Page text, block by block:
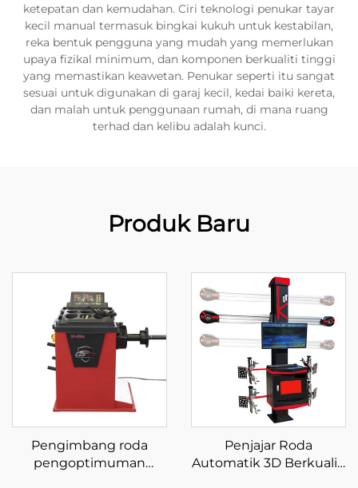
ketepatan dan kemudahan. Ciri teknologi penukar tayar
kecil manual termasuk bingkai kukuh untuk kestabilan,
reka bentuk pengguna yang mudah yang memerlukan
upaya fizikal minimum, dan komponen berkualiti tinggi
yang memastikan keawetan. Penukar seperti itu sangat
sesuai untuk digunakan di garaj kecil, kedai baiki kereta,
dan malah untuk penggunaan rumah, di mana ruang
terhad dan kelibu adalah kunci.
Produk Baru
Pengimbang roda
pengoptimuman
Penjajar Roda
Automatik 3D Berkualiti